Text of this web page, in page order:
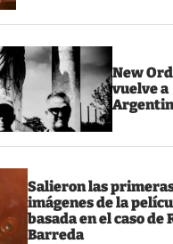
New
vuelve a
Salieron las
imágenes de la
basada en el caso de
Barreda